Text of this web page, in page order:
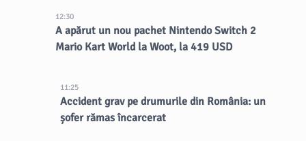
12:30
A apărut un nou pachet Nintendo Switch 2
Mario Kart World la Woot, la 419 USD
11:25
Accident grav pe drumurile din România: un
șofer rămas încarcerat